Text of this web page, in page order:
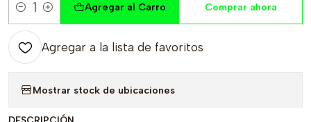
Cantidad
Agregar al Carro Comprar ahora
Agregar a la lista de favoritos
Mostrar stock de ubicaciones